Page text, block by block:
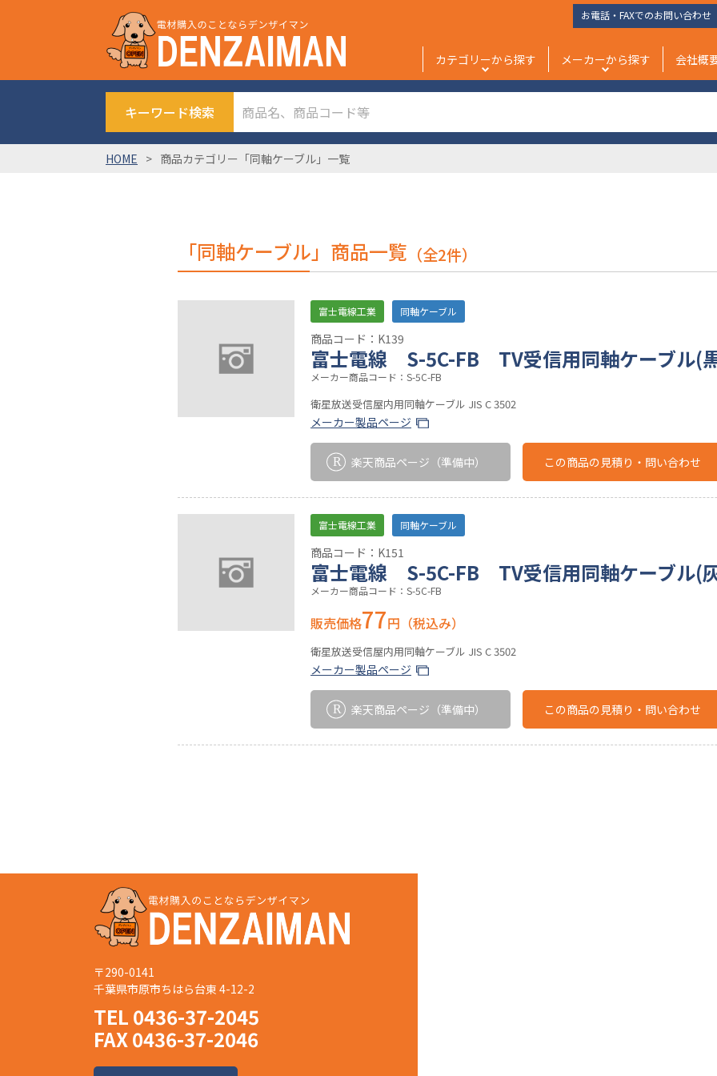
お電話・FAXでのお問い合わせ
カテゴリーから探す メーカーから探す 会社概
キーワード検索
HOME 商品カテゴリー「同軸ケーブル」一覧
「同軸ケーブル」商品一覧 （全2件）
富士電線工業 同軸ケーブル
商品コード：K139
富士電線 S-5C-FB TV受信用同軸ケーブル(
メーカー商品コード：S-5C-FB
衛星放送受信屋内用同軸ケーブル JIS C 3502
メーカー製品ページ
楽天商品ページ （準備中） この商品の見積り・問い合わせ
富士電線工業 同軸ケーブル
商品コード：K151
富士電線 S-5C-FB TV受信用同軸ケーブル(
メーカー商品コード：S-5C-FB
販売価格77円（税込み）
衛星放送受信屋内用同軸ケーブル JIS C 3502
メーカー製品ページ
楽天商品ページ （準備中） この商品の見積り・問い合わせ
〒290-0141
千葉県市原市ちはら台東 4-12-2
TEL 0436-37-2045
FAX 0436-37-2046